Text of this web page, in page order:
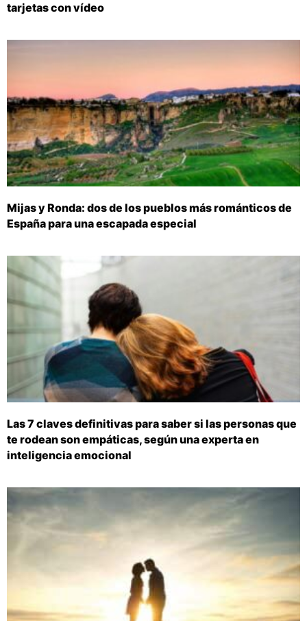
tarjetas con vídeo
Mijas y Ronda: dos de los pueblos más románticos de
España para una escapada especial
Las 7 claves definitivas para saber si las personas que
te rodean son empáticas, según una experta en
inteligencia emocional